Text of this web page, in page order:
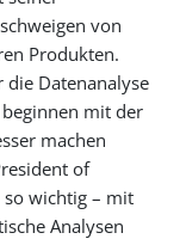
von
Produkten.
die Datenanalyse
mit der
machen
of
wichtig – mit
Analysen